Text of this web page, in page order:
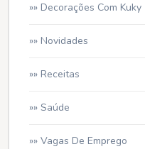
»» Decorações Com Kuky
»» Novidades
»» Receitas
»» Saúde
»» Vagas De Emprego